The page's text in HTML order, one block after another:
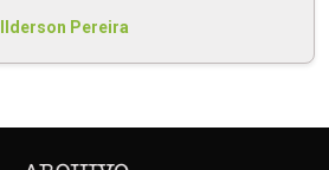
Ilderson Pereira